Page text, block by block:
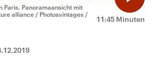
11:45 Minuten
Paris. Panoramaansicht mit
alliance / Photosvintages /